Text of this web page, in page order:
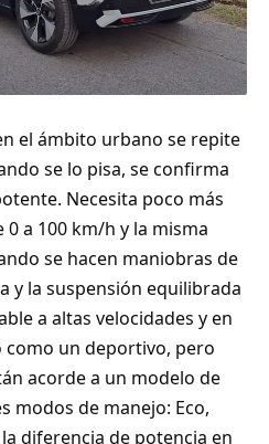
el ámbito urbano se repite
se lo pisa, se confirma
Necesita poco más
a 100 km/h y la misma
se hacen maniobras de
y la suspensión equilibrada
a altas velocidades y en
como un deportivo, pero
acorde a un modelo de
modos de manejo: Eco,
diferencia de potencia en